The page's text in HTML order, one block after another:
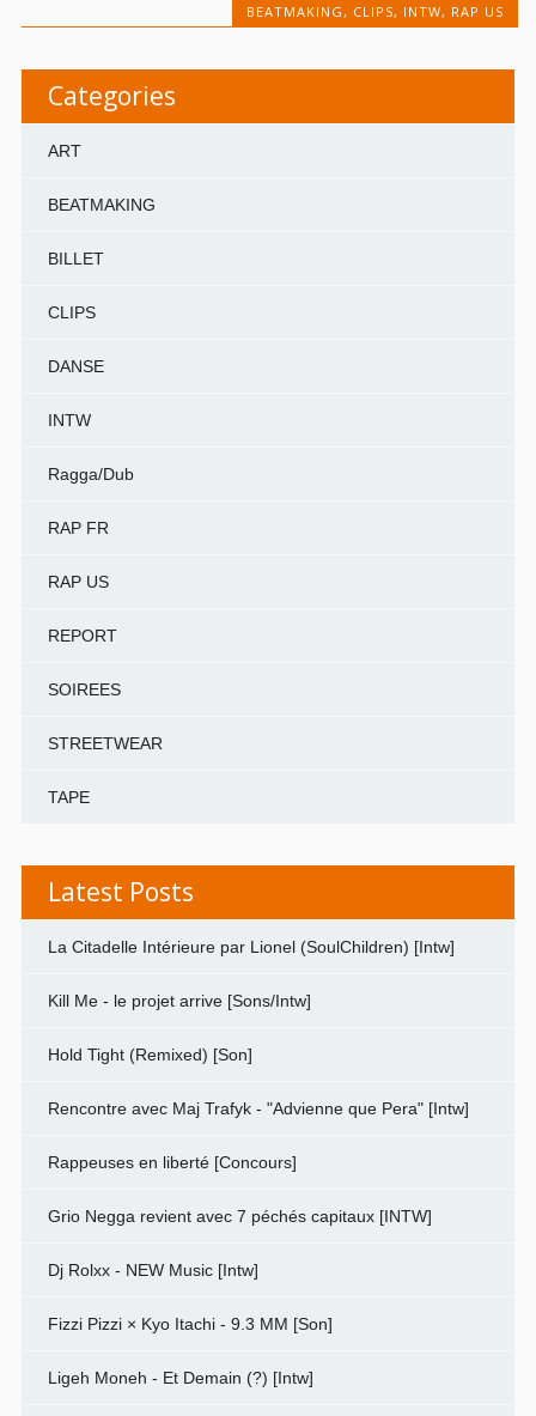
BEATMAKING , CLIPS, INTW, RAP US
Categories
ART
BEATMAKING
BILLET
CLIPS
DANSE
INTW
Ragga/Dub
RAP FR
RAP US
REPORT
SOIREES
STREETWEAR
TAPE
Latest Posts
La Citadelle Intérieure par Lionel (SoulChildren) [Intw]
Kill Me - le projet arrive [Sons/Intw]
Hold Tight (Remixed) [Son]
Rencontre avec Maj Trafyk - "Advienne que Pera" [Intw]
Rappeuses en liberté [Concours]
Grio Negga revient avec 7 péchés capitaux [INTW]
Dj Rolxx - NEW Music [Intw]
Fizzi Pizzi × Kyo Itachi - 9.3 MM [Son]
Ligeh Moneh - Et Demain (?) [Intw]